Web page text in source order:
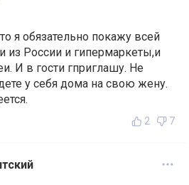
я обязательно покажу всей
из России и гипермаркеты,и
И в гости гприглашу. Не
у себя дома на свою жену.
2 7